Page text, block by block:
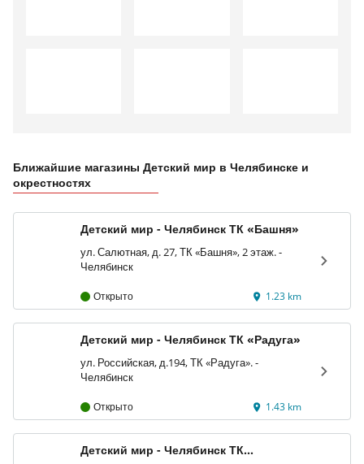
Ближайшие магазины Детский мир в Челябинске и
окрестностях
Детский мир - Челябинск ТК «Башня»
ул. Салютная, д. 27, ТК «Башня», 2 этаж. -
Челябинск
Открыто 1.23 km
Детский мир - Челябинск ТК «Радуга»
ул. Российская, д.194, ТК «Радуга». -
Челябинск
Открыто 1.43 km
Детский мир - Челябинск ТК